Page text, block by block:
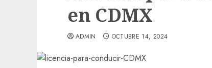
en CDMX
ADMIN OCTUBRE 14, 2024